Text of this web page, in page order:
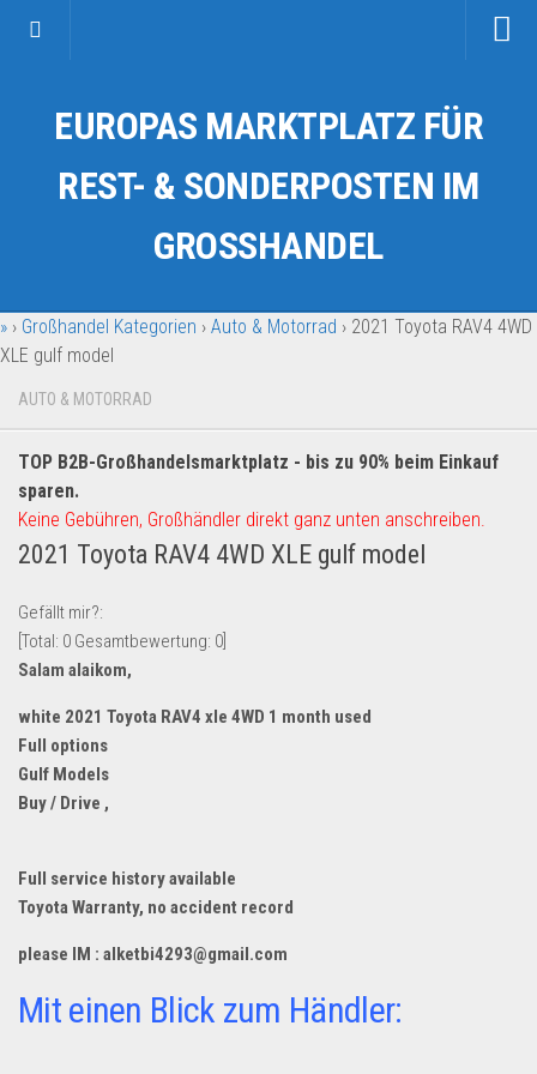
Kategorien
Auto & Motorrad
Fahrzeuge & Transport
Garten & Werkzeug
Geschäft, Büro & Schreibwaren
Geschenkartikel
Handy und Smartphone
Kosmetik & Pflege
Lebensmittel & Getränke
Multimedia & Elektro
Münzen
Spielzeug & Games
Schuhe & Accessoires
Sport & Freizeit
Uhren & Schmuck
Restposten-Angebote
Restposten für Privatpersonen
eBay Restposten kaufen
Sonderposten-Angebote
EUROPAS MARKTPLATZ FÜR
REST- & SONDERPOSTEN IM
GROSSHANDEL
» › Großhandel Kategorien › Auto & Motorrad › 2021 Toyota RAV4 4WD
XLE gulf model
AUTO & MOTORRAD
TOP B2B-Großhandelsmarktplatz - bis zu 90% beim Einkauf
sparen.
Keine Gebühren, Großhändler direkt ganz unten anschreiben.
2021 Toyota RAV4 4WD XLE gulf model
Gefällt mir?:
[Total: 0 Gesamtbewertung: 0
Salam alaikom,
white 2021 Toyota RAV4 xle 4WD 1 month used
Full options
Gulf Models
Buy / Drive ,
Full service history available
Toyota Warranty, no accident record
please IM : alketbi4293@gmail.com
Mit einen Blick zum Händler: